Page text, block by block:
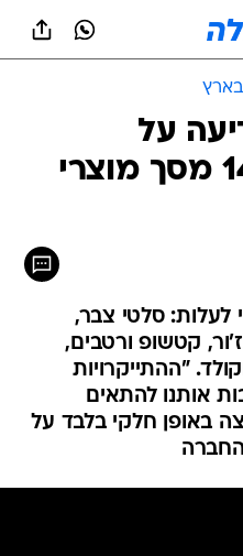
בארץ
על
התייקרות ב-14% מסך מוצרי
לעלות: סלטי צבר,
קטשופ ורטבים,
"ההתייקרויות
אותנו להתאים
באופן חלקי בלבד על